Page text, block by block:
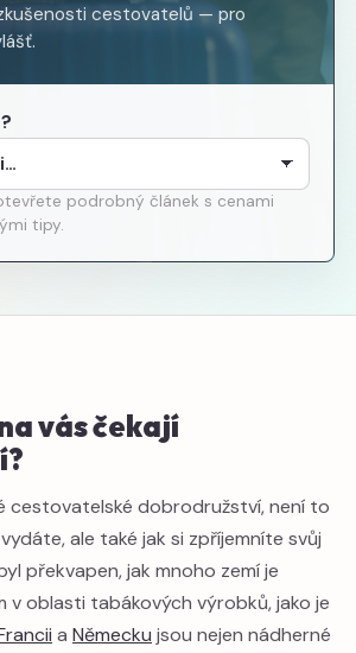
cestovatelů — pro
podrobný článek s cenami
tipy.
vás čekají
cestovatelské dobrodružství, není to
ale také jak si zpříjemníte svůj
překvapen, jak mnoho zemí je
v oblasti tabákových výrobků, jako je
a Německu jsou nejen nádherné